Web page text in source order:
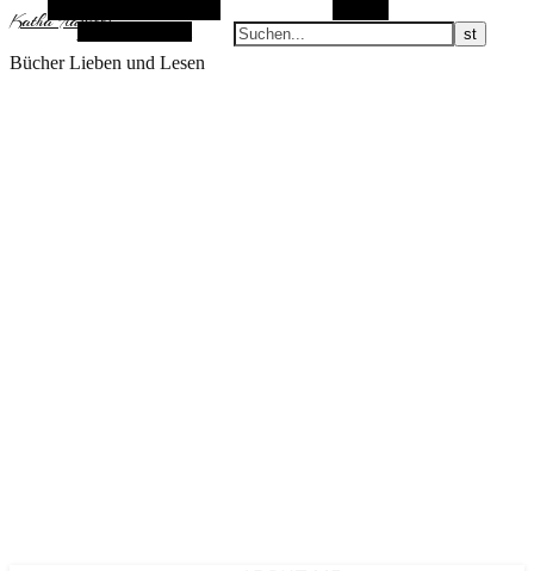
KathaFlauschi
Bücher Lieben und Lesen
Zufallsauswahl